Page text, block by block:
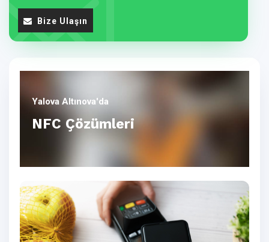
Bize Ulaşın
Yalova Altınova'da
NFC Çözümleri